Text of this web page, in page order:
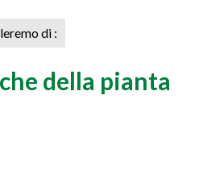
di :
della pianta